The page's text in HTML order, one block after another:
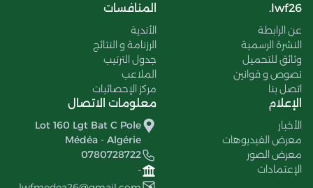
lwf26.
عن الرابطة
النشرة الرسمية
وثائق للتحميل
نصوص و قوانين
اتصل بنا
المنافسات
الأندية
الرزنامة و النتائج
جدول الترتيب
الملاعب
مركز الإحصائيات
الإعلام
الأخبار
معرض الفيديوهات
معرض الصور
الإعتمادات
معلومات الاتصال
Lot 160 Lgt Bat C Pole
Médéa - Algérie
0780728722
-